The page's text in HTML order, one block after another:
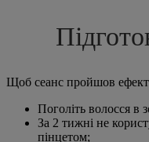
Щоб сеанс пройшов
Поголіть волосся в
За 2 тижні не
пінцетом;